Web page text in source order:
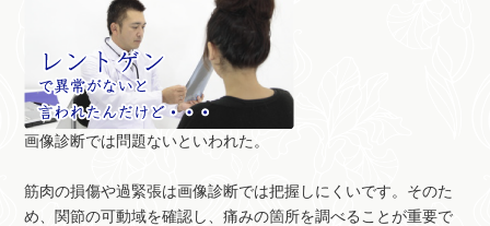
画像診断では問題ないといわれた。
筋肉の損傷や過緊張は画像診断では把握しにくいです。そのた
め、関節の可動域を確認し、痛みの箇所を調べることが重要で